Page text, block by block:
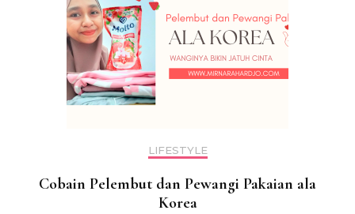
LIFESTYLE
Cobain Pelembut dan Pewangi Pakaian ala
Korea